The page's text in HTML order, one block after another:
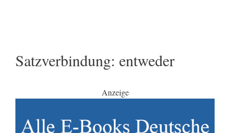
Satzverbindung: entweder
Anzeige